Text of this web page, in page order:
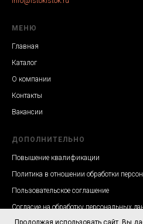
МЕНЮ
Главная
Каталог
О компании
Контакты
Вакансии
ДОПОЛНИТЕЛЬНО
Повышение квалификации
Политика в отношении обработки
Пользовательское соглашение
Согласие на обработку персональных
Продолжая использовать сайт, Вы